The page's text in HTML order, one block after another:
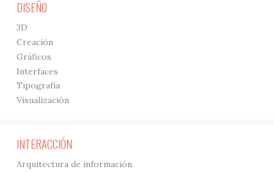
DISEÑO
3D
Creación
Gráficos
Interfaces
Tipografía
Visualización
INTERACCIÓN
Arquitectura de información